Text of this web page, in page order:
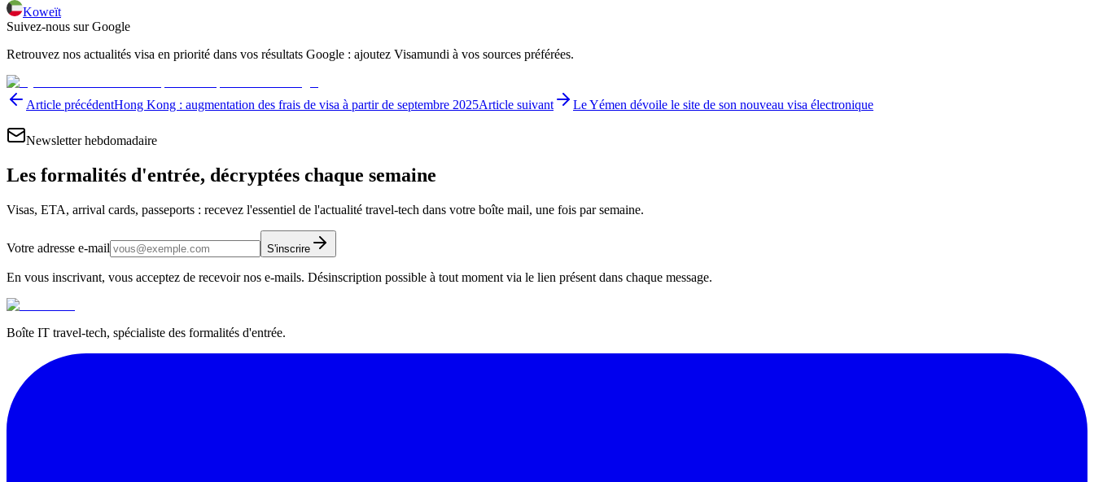
Koweït
Suivez-nous sur Google
Retrouvez nos actualités visa en priorité dans vos résultats Google : ajoutez Visamundi à vos sources préférées.
Article précédentHong Kong : augmentation des frais de visa à partir de septembre 2025Article suivant Le Yémen dévoile le site de son nouveau visa électronique
Newsletter hebdomadaire
Les formalités d'entrée, décryptées chaque semaine
Visas, ETA, arrival cards, passeports : recevez l'essentiel de l'actualité travel-tech dans votre boîte mail, une fois par semaine.
Votre adresse e-mail S'inscrire
En vous inscrivant, vous acceptez de recevoir nos e-mails. Désinscription possible à tout moment via le lien présent dans chaque message.
Boîte IT travel-tech, spécialiste des formalités d'entrée.